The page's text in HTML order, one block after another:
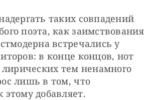
таких совпадений
поэта, как заимствования
встречались у
в конце концов, нот
лирических тем ненамного
лишь в том, что
этому добавляет.